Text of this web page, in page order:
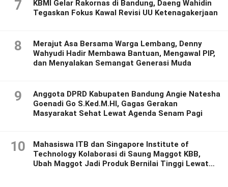
7
KBMI Gelar Rakornas di Bandung, Daeng Wahidin
Tegaskan Fokus Kawal Revisi UU Ketenagakerjaan
8
Merajut Asa Bersama Warga Lembang, Denny
Wahyudi Hadir Membawa Bantuan, Mengawal PIP,
dan Menyalakan Semangat Generasi Muda
9
Anggota DPRD Kabupaten Bandung Angie Natesha
Goenadi Go S.Ked.M.HI, Gagas Gerakan
Masyarakat Sehat Lewat Agenda Senam Pagi
10
Mahasiswa ITB dan Singapore Institute of
Technology Kolaborasi di Saung Maggot KBB,
Ubah Maggot Jadi Produk Bernilai Tinggi Lewat